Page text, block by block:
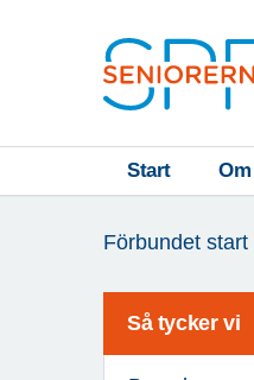
Start
är
Förbundet start
Så tycker vi